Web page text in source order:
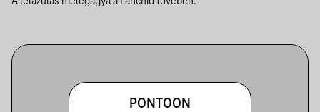
PONTOON